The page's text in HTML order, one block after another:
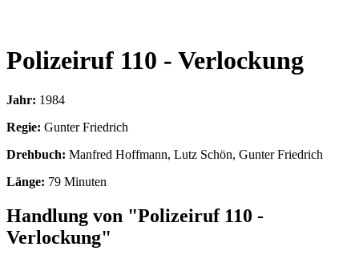
Polizeiruf 110 - Verlockung
Jahr: 1984
Regie: Gunter Friedrich
Drehbuch: Manfred Hoffmann, Lutz Schön, Gunter Friedrich
Länge: 79 Minuten
Handlung von "Polizeiruf 110 -
Verlockung"